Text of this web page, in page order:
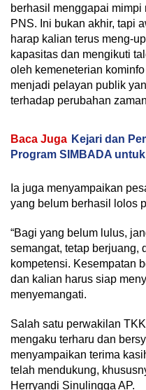
berhasil menggapai
PNS. Ini bukan akhir, tapi
harap kalian terus meng-
kapasitas dan mengikuti
oleh kemeneterian
menjadi pelayan publik
terhadap perubahan
Baca Juga Kejari dan
Program SIMBADA
Ia juga menyampaikan
yang belum berhasil lolos
“Bagi yang belum lulus,
semangat, tetap berjuang,
kompetensi. Kesempatan
dan kalian harus siap
menyemangati.
Salah satu perwakilan
mengaku terharu dan
menyampaikan terima
telah mendukung,
Herryandi Sinulingga AP.